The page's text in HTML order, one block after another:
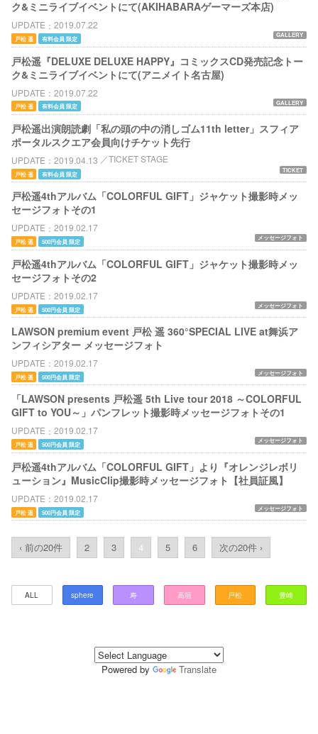
ク&ミニライブイベントにて(AKIHABARAゲーマーズ本店)
UPDATE 2019.07.22
GALLERY
戸松 遥 有料会員 限定
戸松遥『DELUXE DELUXE HAPPY』コミックスCD発売記念トー
ク&ミニライブイベントにて(アニメイト名古屋)
UPDATE 2019.07.22
GALLERY
戸松 遥 有料会員 限定
戸松遥出演朗読劇「私の頭の中の消しゴム11th letter」スフィア
ポータルスクエア会員向けチケット先行
UPDATE 2019.04.13 TICKET STAGE
TICKET
戸松 遥 有料会員 限定
戸松遥4thアルバム「COLORFUL GIFT」ジャケット撮影時メッ
セージフォトその1
UPDATE 2019.02.17
メッセージフォト
戸松 遥 500円会員 限定
戸松遥4thアルバム「COLORFUL GIFT」ジャケット撮影時メッ
セージフォトその2
UPDATE 2019.02.17
メッセージフォト
戸松 遥 500円会員 限定
LAWSON premium event 戸松 遥 360°SPECIAL LIVE at舞浜ア
ンフィシアター メッセージフォト
UPDATE 2019.02.17
メッセージフォト
戸松 遥 500円会員 限定
「LAWSON presents 戸松遥 5th Live tour 2018 ～COLORFUL
GIFT to YOU～」パンフレット撮影時メッセージフォトその1
UPDATE 2019.02.17
メッセージフォト
戸松 遥 500円会員 限定
戸松遥4thアルバム「COLORFUL GIFT」より『オレンジレボリ
ューション』MusicClip撮影時メッセージフォト【社員証風】
UPDATE 2019.02.17
メッセージフォト
戸松 遥 500円会員 限定
‹ 前の20件 2 3 4 5 6 次の20件 ›
ALL sphere 寿 高垣 戸松 豊崎
Powered by Translate